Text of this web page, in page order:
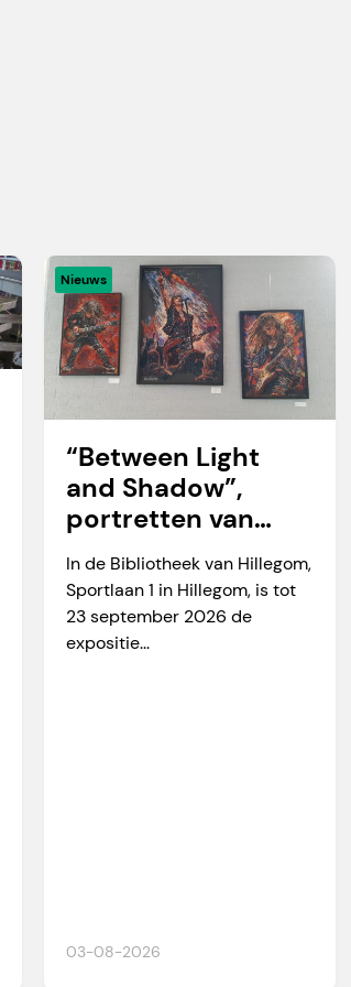
Nieuws
03-08-2026
“Between Light
and Shadow”,
portretten van
Martien Okkerse
In de Bibliotheek van Hillegom,
Sportlaan 1 in Hillegom, is tot
23 september 2026 de
expositie...